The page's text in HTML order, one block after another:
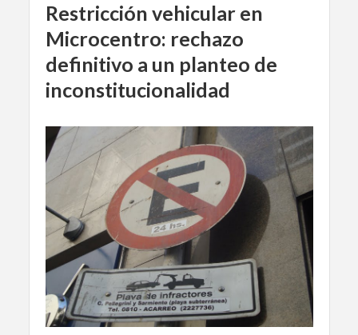
Restricción vehicular en
Microcentro: rechazo
definitivo a un planteo de
inconstitucionalidad